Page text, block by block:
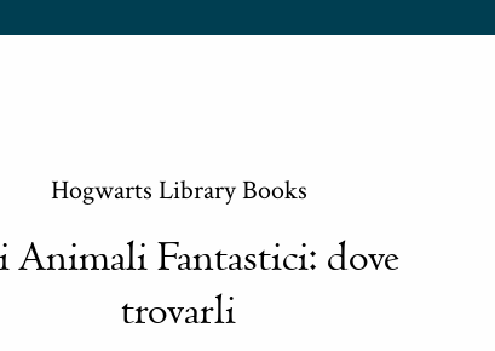
Hogwarts Library Books
Animali Fantastici: dove
trovarli